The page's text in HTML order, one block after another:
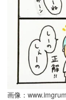
画像：